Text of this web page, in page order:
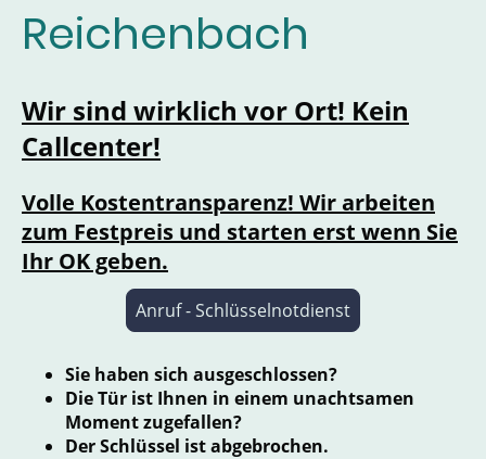
Reichenbach
Wir sind wirklich vor Ort! Kein
Callcenter!
Volle Kostentransparenz! Wir arbeiten
zum Festpreis und starten erst wenn Sie
Ihr OK geben.
Anruf - Schlüsselnotdienst
Sie haben sich ausgeschlossen?
Die Tür ist Ihnen in einem unachtsamen
Moment zugefallen?
Der Schlüssel ist abgebrochen.